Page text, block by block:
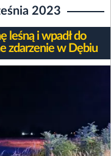
2023
leśną i wpadł do
zdarzenie w Dębiu